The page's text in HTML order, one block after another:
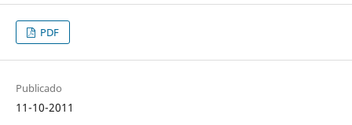
PDF
Publicado
11-10-2011